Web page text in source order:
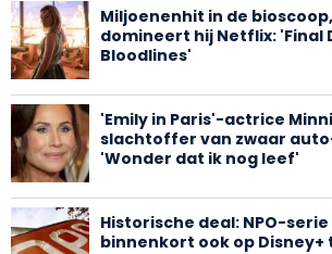
Miljoenenhit in de
domineert hij Netflix: 'Final
Bloodlines'
'Emily in Paris'-actrice
slachtoffer van zwaar
'Wonder dat ik nog leef'
Historische deal: NPO-
binnenkort ook op Disney+